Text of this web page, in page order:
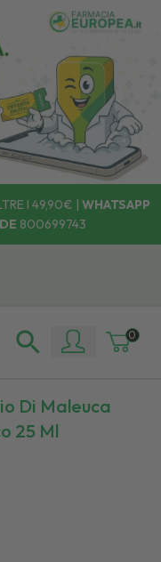
I 49,90€ | WHATSAPP
800699743
0
Di Maleuca
25 Ml